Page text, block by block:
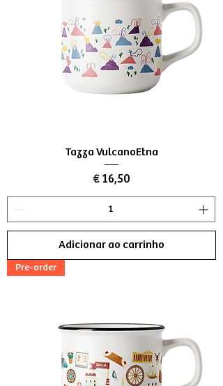
Tazza VulcanoEtna
Preço
€ 16,50
Adicionar ao carrinho
Pre-order